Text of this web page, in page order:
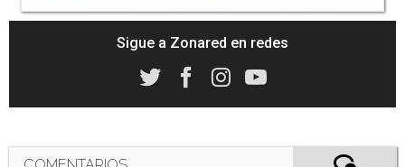
Sigue a Zonared en redes